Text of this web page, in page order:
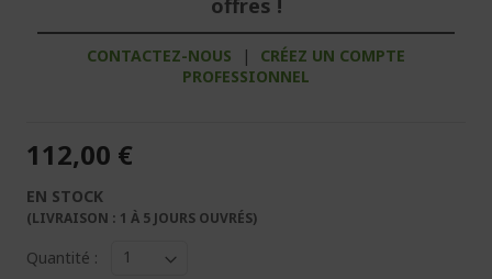
CONTACTEZ-NOUS |
CRÉEZ UN COMPTE
PROFESSIONNEL
112,00 €
EN STOCK
(LIVRAISON : 1 À 5 JOURS OUVRÉS)
Quantité :